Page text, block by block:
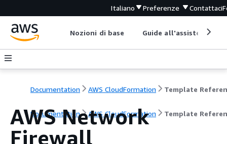
Italiano Preferenze Contattaci
Nozioni di base Guide all'assistenza
Documentation AWS CloudFormation Template
Documentation AWS CloudFormation Template
AWS Network
Firewall